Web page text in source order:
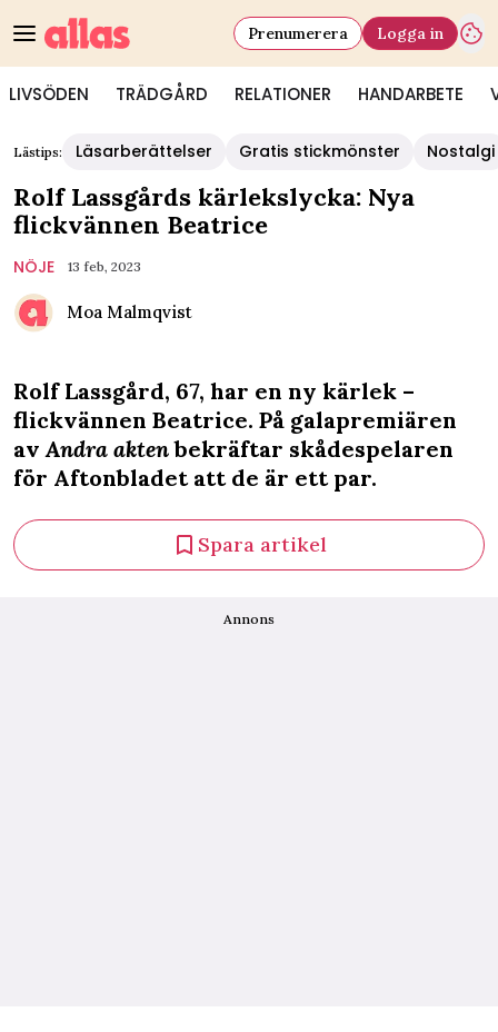
LIVSÖDEN TRÄDGÅRD RELATIONER HANDARBETE
Prenumerera Logga in
Lästips: Läsarberättelser Gratis stickmönster Nostalgi
Rolf Lassgårds kärlekslycka: Nya
flickvännen Beatrice
NÖJE 13 feb, 2023
Moa Malmqvist
Rolf Lassgård, 67, har en ny kärlek –
flickvännen Beatrice. På galapremiären
avAndra aktenbekräftar skådespelaren
för Aftonbladetatt de är ett par.
Spara artikel
Annons